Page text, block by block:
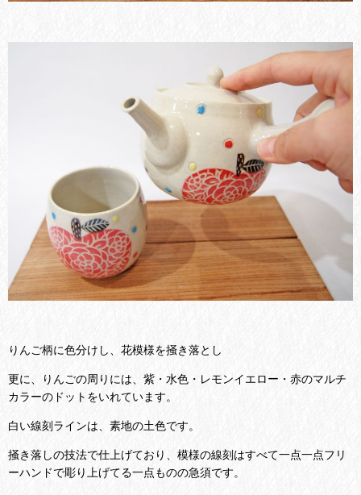
りんご柄に色分けし、花模様を掻き落とし
更に、りんごの周りには、紫・水色・レモンイエロー・赤のマルチ
カラーのドットをいれています。
白い線刻ラインは、素地の土色です。
掻き落しの技法で仕上げており、模様の線刻はすべて一点一点フリ
ーハンドで彫り上げてる一点ものの急須です。